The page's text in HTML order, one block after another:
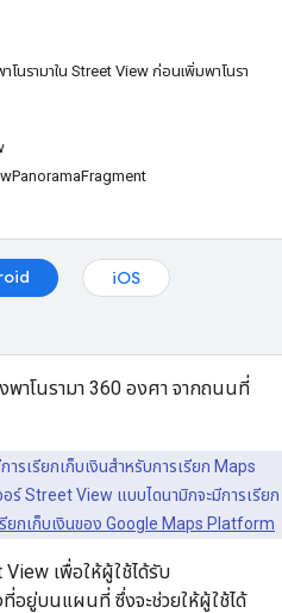
นรามาใน Street View ก่อนเพิ่มพาโนรา
iOS
าโนรามา 360 องศา จากถนนที่
ารเรียกเก็บเงินสำหรับการเรียก Maps
ร์ Street View แบบไดนามิกจะมีการเรียก
ยกเก็บเงินของ Google Maps Platform
เพื่อให้ผู้ใช้ได้รับ
อยู่บนแผนที่ ซึ่งจะช่วยให้ผู้ใช้ได้